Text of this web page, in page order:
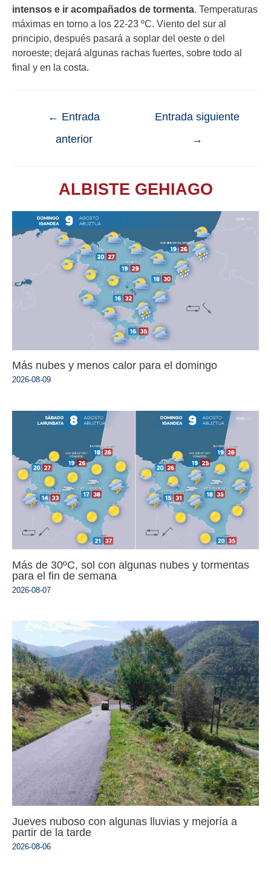
intensos e ir acompañados de tormenta. Temperaturas
máximas en torno a los 22-23 ºC. Viento del sur al
principio, después pasará a soplar del oeste o del
noroeste; dejará algunas rachas fuertes, sobre todo al
final y en la costa.
← Entrada
anterior
Entrada siguiente
→
ALBISTE GEHIAGO
Más nubes y menos calor para el domingo
2026-08-09
Más de 30ºC, sol con algunas nubes y tormentas
para el fin de semana
2026-08-07
Jueves nuboso con algunas lluvias y mejoría a
partir de la tarde
2026-08-06